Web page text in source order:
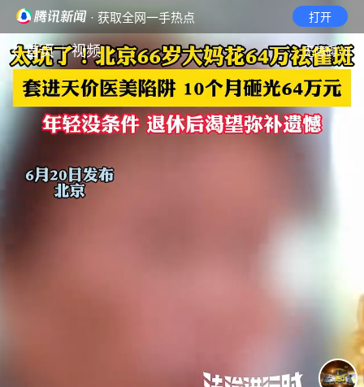
· 获取全网一手热点 打开
首页 视频 无障碍